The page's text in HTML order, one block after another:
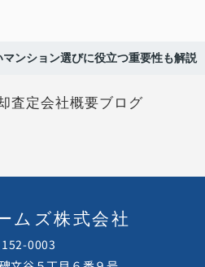
ンション選びに役立つ重要性も解説
査定会社概要ブログ
ムズ株式会社
152-0003